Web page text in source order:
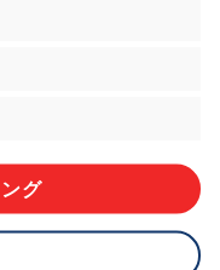
どうかは任意による
グ